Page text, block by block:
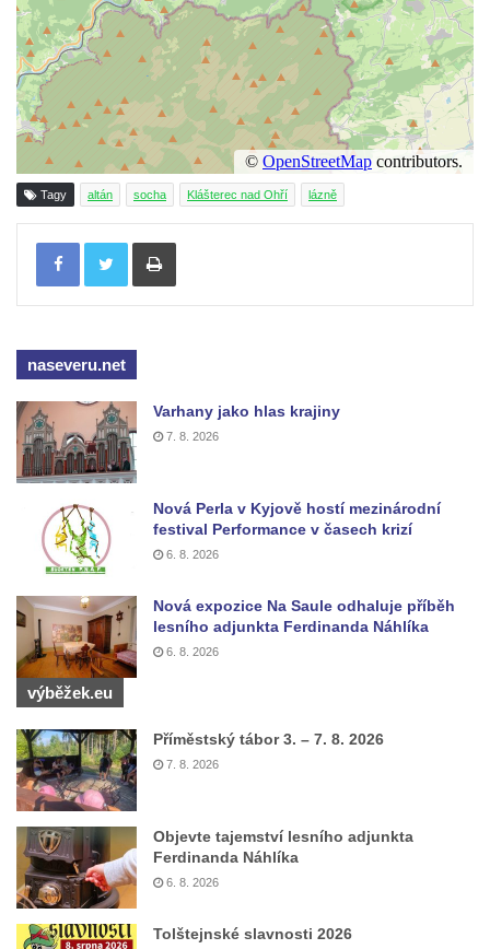
Socha Včela v ZOO Hluboká
Socha Housenka v ZOO Hluboká
Socha Nosorožík v ZOO Hluboká
Socha Rosomák v ZOO Hluboká
Socha Beruška v ZOO Hluboká
Socha Vážka v ZOO Hluboká
Flamingo trůn v ZOO Hluboká
Lavička Kůň Převalského v ZOO Hluboká
Socha Opičákovník v ZOO Hluboká
Socha Mystik v ZOO Hluboká
Reliéf Rodina a práce na budově záložny
čp. 69/1 v Českých Budějovicích
Socha Jana Valeria Jirsíka u Černé věže v
Českých Budějovicích
Socha Krista klesajícího pod křížem u
kostela svatého Mikuláše v Českých
Budějovicích
Socha svatého Jana Nepomuckého u
kostela svaté Rodiny v Českých
Budějovicích
Socha S tebou v parku na Senovážném
náměstí v Českých Budějovicích
náměstí v Českých Budějovicích
Sousoší Humanoidi na Lannově třídě v
Českých Budějovicích
Tagy altán socha Klášterec nad Ohří lázně
Tisknout
naseveru.net
Varhany jako hlas krajiny
7. 8. 2026
Nová Perla v Kyjově hostí mezinárodní
festival Performance v časech krizí
6. 8. 2026
Nová expozice Na Saule odhaluje příběh
lesního adjunkta Ferdinanda Náhlíka
6. 8. 2026
výběžek.eu
Příměstský tábor 3. – 7. 8. 2026
7. 8. 2026
Objevte tajemství lesního adjunkta
Ferdinanda Náhlíka
6. 8. 2026
Tolštejnské slavnosti 2026